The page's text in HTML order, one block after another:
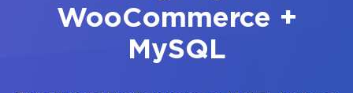
WooCommerce +
MySQL